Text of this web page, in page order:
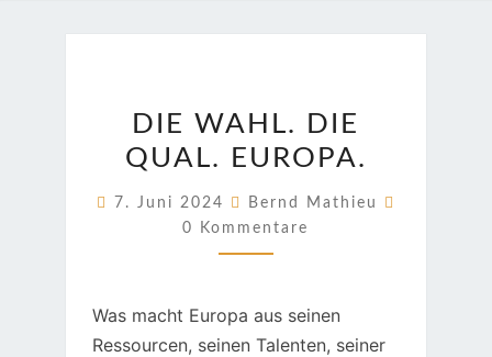
WAHL.
DIE
EUROPA.
DIE WAHL. DIE
QUAL. EUROPA.
7. Juni 2024 Bernd Mathieu
0 Kommentare
Was macht Europa aus seinen
Ressourcen, seinen Talenten, seiner